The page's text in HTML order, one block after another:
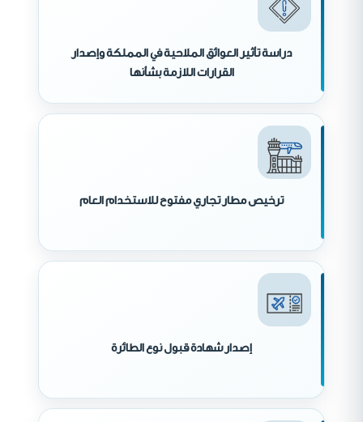
دراسة تأثير العوائق الملاحية في المملكة وإصدار
القرارات اللازمة بشأنها
ترخيص مطار تجاري مفتوح للاستخدام العام
إصدار شهادة قبول نوع الطائرة